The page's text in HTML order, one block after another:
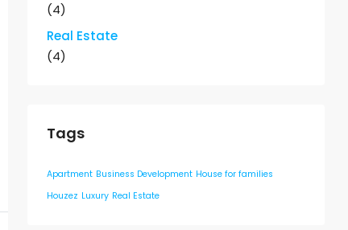
(4)
Real Estate
(4)
Tags
Apartment Business Development House for families
Houzez Luxury Real Estate